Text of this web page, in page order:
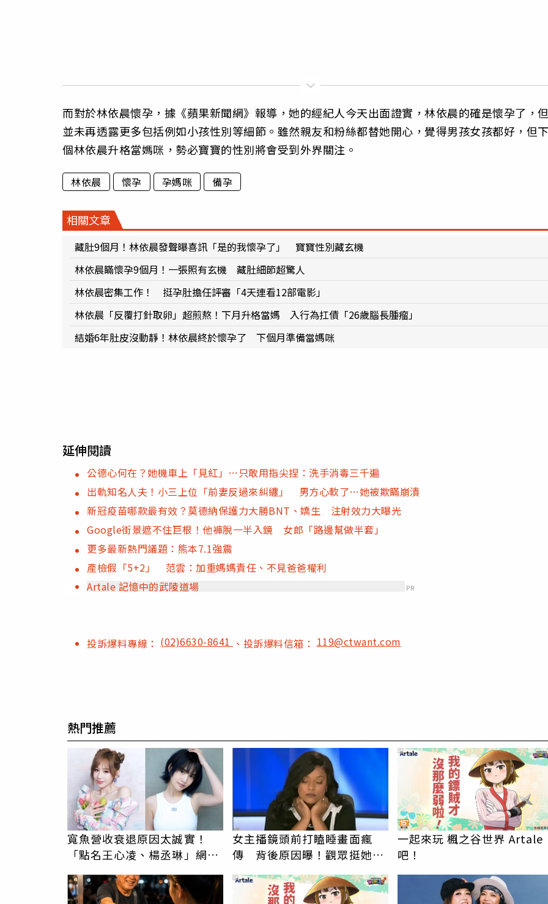
而對於林依晨懷孕，據《蘋果新聞網》報導，她的經紀人今天出面證實，林依晨的確是懷孕了，
並未再透露更多包括例如小孩性別等細節。雖然親友和粉絲都替她開心，覺得男孩女孩都好，但
個林依晨升格當媽咪，勢必寶寶的性別將會受到外界關注。
林依晨 懷孕 孕媽咪 備孕
相關文章
藏肚9個月！林依晨發聲曝喜訊「是的我懷孕了」 寶寶性別藏玄機
林依晨瞞懷孕9個月！一張照有玄機 藏肚細節超驚人
林依晨密集工作！ 挺孕肚擔任評審「4天連看12部電影」
林依晨「反覆打針取卵」超煎熬！下月升格當媽 入行為扛債「26歲腦長腫瘤」
結婚6年肚皮沒動靜！林依晨終於懷孕了 下個月準備當媽咪
延伸閱讀
公德心何在？她機車上「見紅」…只敢用指尖捏：洗手消毒三千遍
出軌知名人夫！小三上位「前妻反過來糾纏」 男方心軟了…她被欺瞞崩潰
新冠疫苗哪款最有效？莫德納保護力大勝BNT、嬌生 注射效力大曝光
Google街景遮不住巨根！他褲脫一半入鏡 女郎「路邊幫做半套」
更多最新熱門議題：熊本7.1強震
產檢假「5+2」 范雲：加重媽媽責任、不見爸爸權利
Artale 記憶中的武陵道場
PR
投訴爆料專線： (02)6630-8641 、投訴爆料信箱：119@ctwant.com
熱門推薦
寬魚營收衰退原因太誠實！
「點名王心凌、楊丞琳」網笑
女主播鏡頭前打瞌睡畫面瘋
傳 背後原因曝！觀眾挺她：
一起來玩 楓之谷世界 Artale
吧！
PR
PR